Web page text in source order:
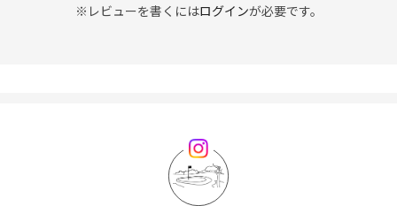
※レビューを書くにはログインが必要です。